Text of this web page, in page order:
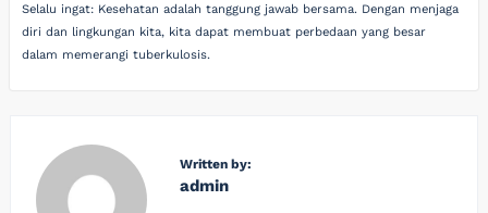
Selalu ingat: Kesehatan adalah tanggung jawab bersama. Dengan menjaga
diri dan lingkungan kita, kita dapat membuat perbedaan yang besar
dalam memerangi tuberkulosis.
Written by:
admin